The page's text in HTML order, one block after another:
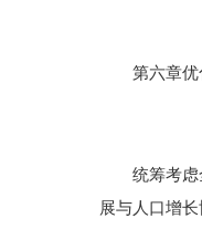
第六章优
统筹考虑全
展与人口增